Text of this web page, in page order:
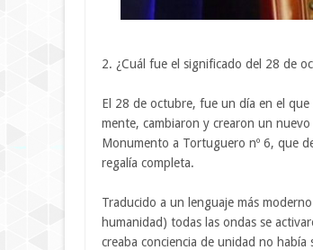
2. ¿Cuál fue el significado del 28 de
El 28 de octubre, fue un día en el
mente, cambiaron y crearon un
Monumento a Tortuguero nº 6, que
regalía completa.
Traducido a un lenguaje más
humanidad) todas las ondas se
creaba conciencia de unidad no